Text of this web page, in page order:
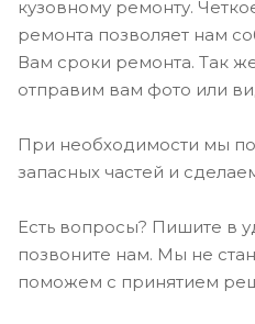
кузовному ремонту.
ремонта позволяет нам
Вам сроки ремонта. Так
отправим вам фото или
При необходимости мы
запасных частей и
Есть вопросы? Пишите в
позвоните нам. Мы не
поможем с принятием